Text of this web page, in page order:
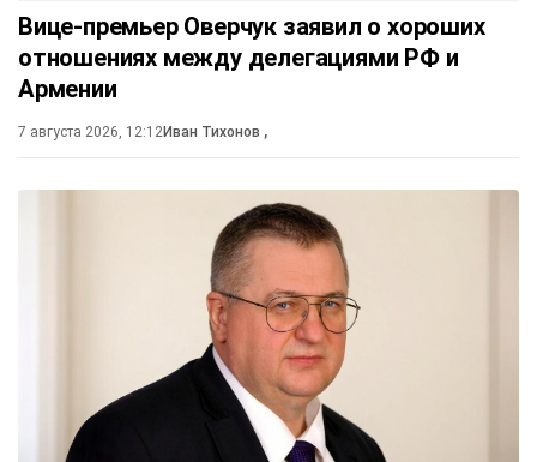
Вице-премьер Оверчук заявил о хороших
отношениях между делегациями РФ и
Армении
7 августа 2026, 12:12Иван Тихонов ,